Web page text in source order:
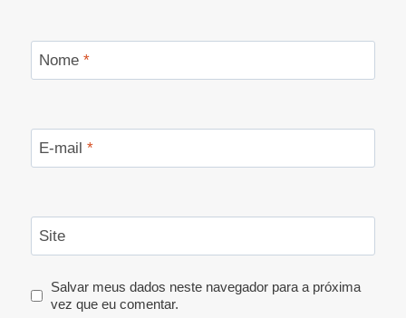
Nome *
E-mail *
Site
Salvar meus dados neste navegador para a próxima
vez que eu comentar.